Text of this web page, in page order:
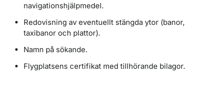
navigationshjälpmedel.
Redovisning av eventuellt stängda ytor (banor,
taxibanor och plattor).
Namn på sökande.
Flygplatsens certifikat med tillhörande bilagor.